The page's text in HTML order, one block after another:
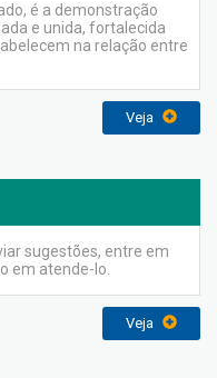
é a demonstração
e unida, fortalecida
na relação entre
Veja
sugestões, entre em
em atende-lo.
Veja